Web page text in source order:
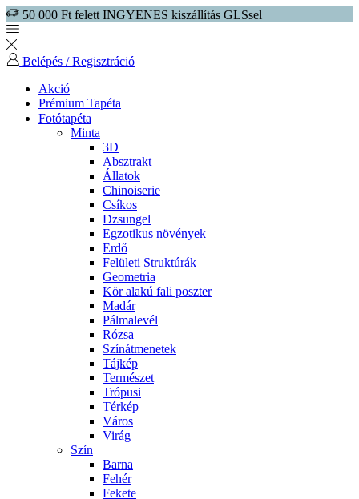
50 000 Ft felett INGYENES kiszállítás GLSsel
Belépés / Regisztráció
Akció
Prémium Tapéta
Fotótapéta
Minta
3D
Absztrakt
Állatok
Chinoiserie
Csíkos
Dzsungel
Egzotikus növények
Erdő
Felületi Struktúrák
Geometria
Kör alakú fali poszter
Madár
Pálmalevél
Rózsa
Színátmenetek
Tájkép
Természet
Trópusi
Térkép
Város
Virág
Szín
Barna
Fehér
Fekete